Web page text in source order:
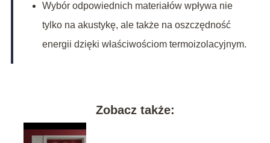
Wybór odpowiednich materiałów wpływa nie
tylko na akustykę, ale także na oszczędność
energii dzięki właściwościom termoizolacyjnym.
Zobacz także: